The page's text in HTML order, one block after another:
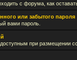
с форума, как
или забытого пароля
вами пароль.
при размещении